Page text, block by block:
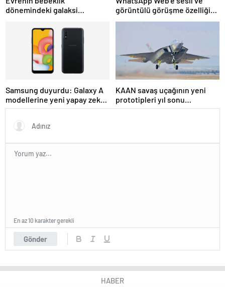
dönemindeki galaksi
görüntülü görüşme özelliği
Samsung duyurdu: Galaxy A
modellerine yeni yapay zeka
özelliği geliyor
KAAN savaş uçağının yeni
prototipleri yıl sonu
gökyüzünde
Gönder
En az 10 karakter gerekli
HABER